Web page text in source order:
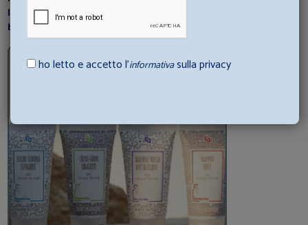
loro consigli e scopri come abbinare al meglio gli articoli di
biancheria con la tua struttura ricettiva.
ho letto e accetto l’informativasulla privacy